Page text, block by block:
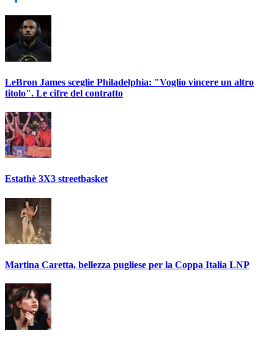
LeBron James sceglie Philadelphia: "Voglio vincere un altro
titolo". Le cifre del contratto
Estathè 3X3 streetbasket
Martina Caretta, bellezza pugliese per la Coppa Italia LNP